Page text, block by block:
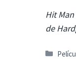
Hit
de